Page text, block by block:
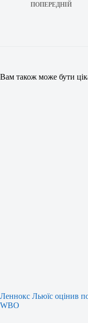
ПОПЕРЕДНІЙ
Вам також може бути
Леннокс Льюїс оцінив
WBO